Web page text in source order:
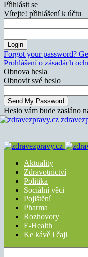
Přihlásit se
Vítejte! přihlášení k účtu
Forgot your password?
Prohlášení o zásadách
Obnova hesla
Obnovit své heslo
Heslo vám bude zasláno
Aktuality
Zdravotnictví
Politika
Sociální věci
Pojištění
Pharma
Rozhovory
E-Health
Ke kávě i čaji